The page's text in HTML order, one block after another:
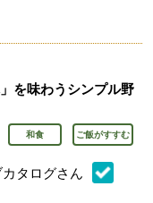
：
を味わうシンプル野
和食 ご飯がすすむ
タログさん